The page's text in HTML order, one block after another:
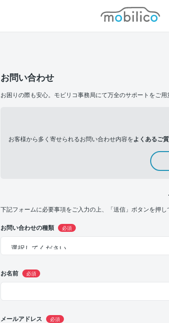
モビリコ
お問い合わせ
お困りの際も安心。モビリコ事務局にて万全のサポートをご用
お客様から多く寄せられるお問い合わせ内容をよくあるご
下記フォームに必要事項をご入力の上、「送信」ボタンを押し
お問い合わせの種類 必須
お名前 必須
メールアドレス 必須